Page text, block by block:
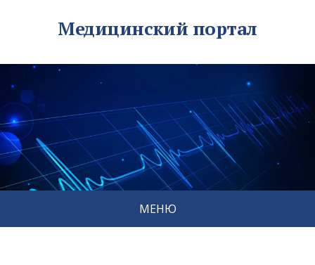
Медицинский портал
МЕНЮ